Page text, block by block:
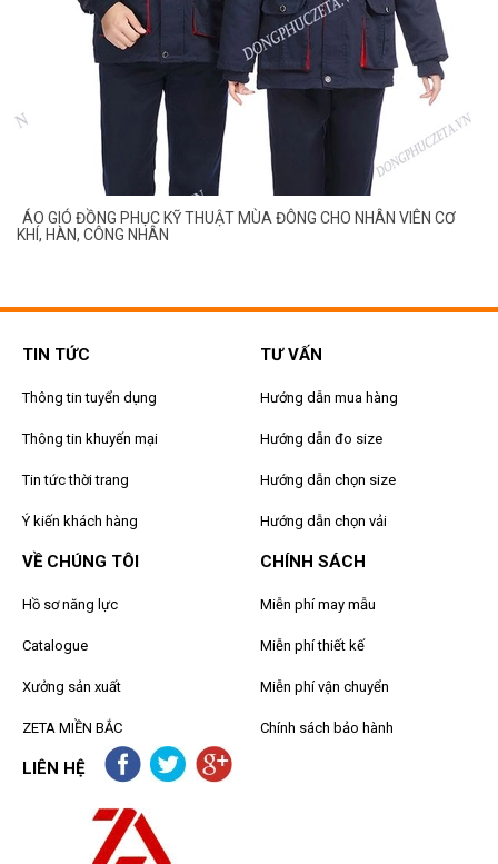
ÁO GIÓ ĐỒNG PHỤC KỸ THUẬT MÙA ĐÔNG CHO NHÂN VIÊN CƠ
KHÍ, HÀN, CÔNG NHÂN
TIN TỨC
Thông tin tuyển dụng
Thông tin khuyến mại
Tin tức thời trang
Ý kiến khách hàng
TƯ VẤN
Hướng dẫn mua hàng
Hướng dẫn đo size
Hướng dẫn chọn size
Hướng dẫn chọn vải
VỀ CHÚNG TÔI
Hồ sơ năng lực
Catalogue
Xưởng sản xuất
ZETA MIỀN BẮC
CHÍNH SÁCH
Miễn phí may mẫu
Miễn phí thiết kế
Miễn phí vận chuyển
Chính sách bảo hành
LIÊN HỆ